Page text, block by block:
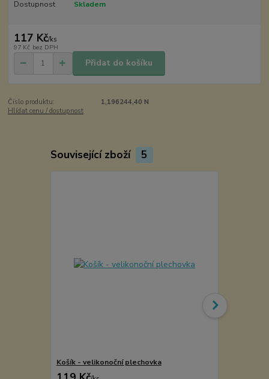
Dostupnost Skladem
117 Kč/ks
97 Kč bez DPH
Přidat do košíku
Číslo produktu:
1,196244,40 N
Hlídat cenu / dostupnost
Související zboží 5
Košík - velikonoční plechovka